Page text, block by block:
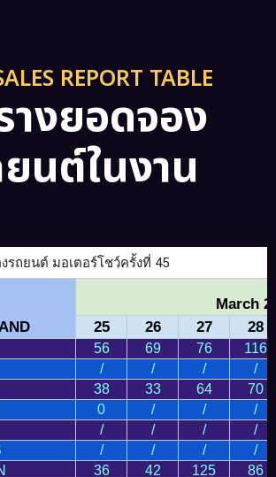
REPORT TABLE
างยอดจอง
นต์ในงาน